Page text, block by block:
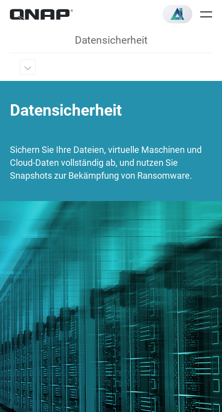
Datensicherheit
Datensicherheit
Sichern Sie Ihre Dateien, virtuelle Maschinen und
Cloud-Daten vollständig ab, und nutzen Sie
Snapshots zur Bekämpfung von Ransomware.